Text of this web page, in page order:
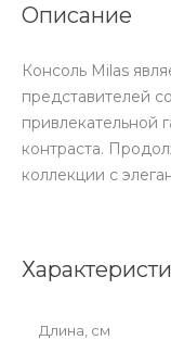
Описание
Консоль Milas
представителей
привлекательной
контраста.
коллекции с
Длина, см